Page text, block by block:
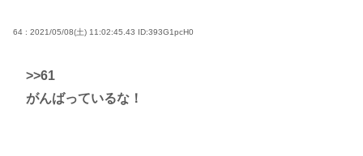
64 : 2021/05/08(土) 11:02:45.43 ID:393G1pcH0
>>61
がんばっているな！